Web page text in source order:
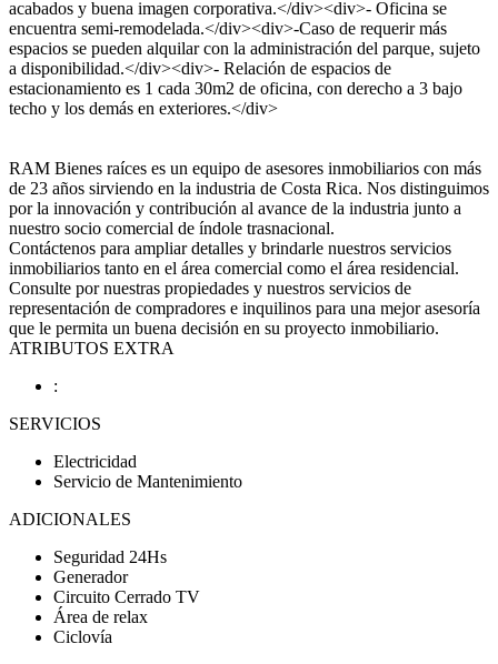
acabados y buena imagen corporativa.</div><div>- Oficina se
encuentra semi-remodelada.</div><div>-Caso de requerir más
espacios se pueden alquilar con la administración del parque, sujeto
a disponibilidad.</div><div>- Relación de espacios de
estacionamiento es 1 cada 30m2 de oficina, con derecho a 3 bajo
techo y los demás en exteriores.</div>
RAM Bienes raíces es un equipo de asesores inmobiliarios con más
de 23 años sirviendo en la industria de Costa Rica. Nos distinguimos
por la innovación y contribución al avance de la industria junto a
nuestro socio comercial de índole trasnacional.
Contáctenos para ampliar detalles y brindarle nuestros servicios
inmobiliarios tanto en el área comercial como el área residencial.
Consulte por nuestras propiedades y nuestros servicios de
representación de compradores e inquilinos para una mejor asesoría
que le permita un buena decisión en su proyecto inmobiliario.
ATRIBUTOS EXTRA
:
SERVICIOS
Electricidad
Servicio de Mantenimiento
ADICIONALES
Seguridad 24Hs
Generador
Circuito Cerrado TV
Área de relax
Ciclovía